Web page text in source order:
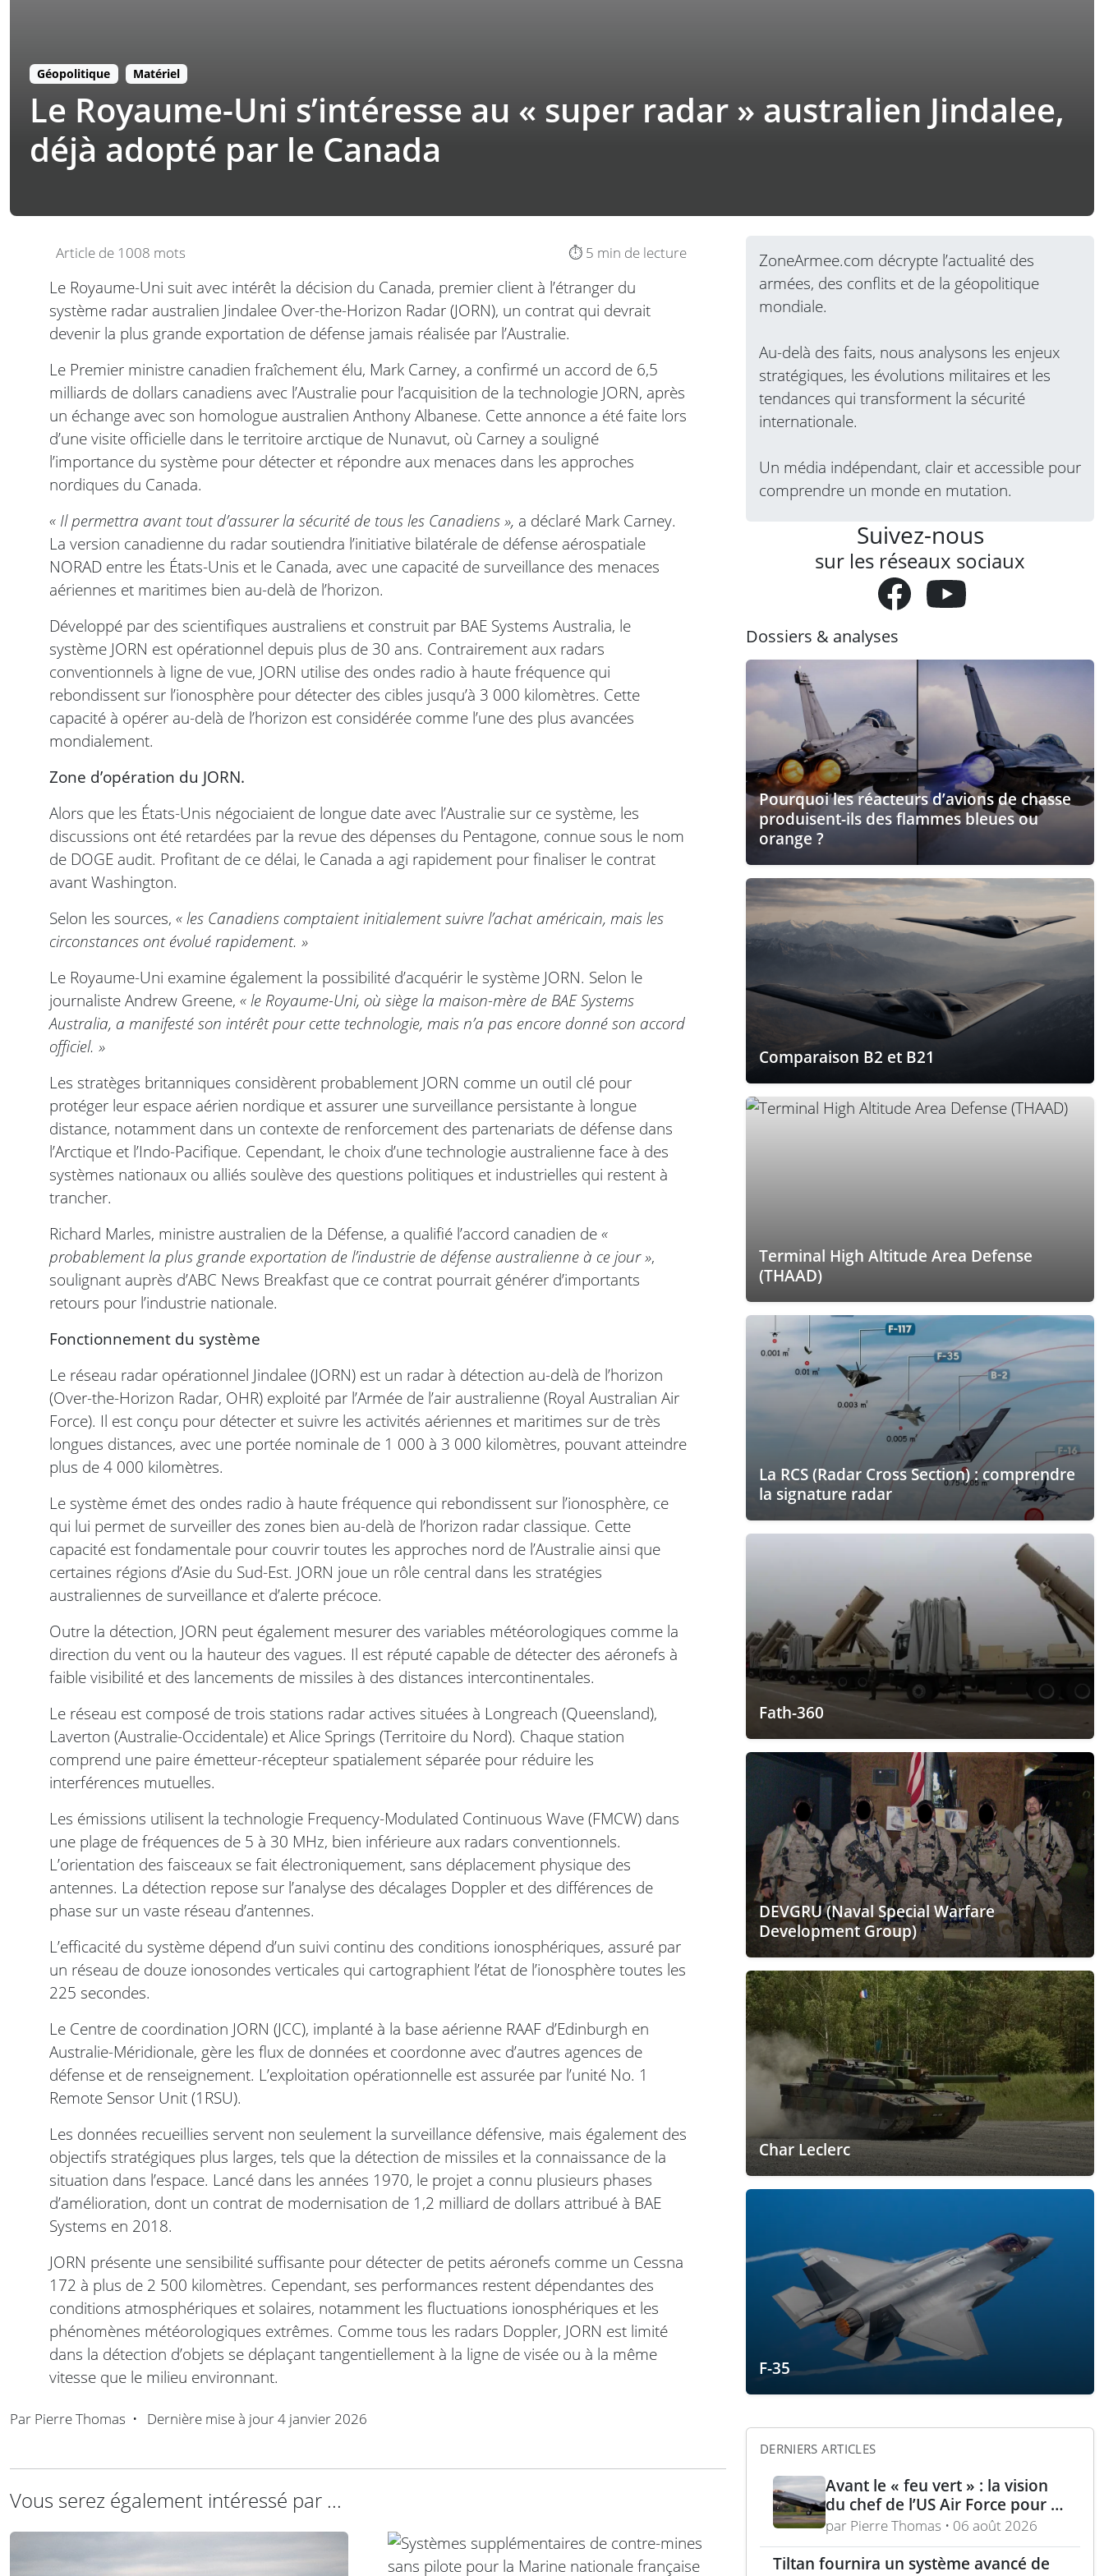
Géopolitique Matériel
Le Royaume-Uni s’intéresse au « super radar » australien Jindalee,
déjà adopté par le Canada
Article de 1008 mots ⏱️ 5 min de lecture
Le Royaume-Uni suit avec intérêt la décision du Canada, premier client à l’étranger du
système radar australien Jindalee Over-the-Horizon Radar (JORN), un contrat qui devrait
devenir la plus grande exportation de défense jamais réalisée par l’Australie.
Le Premier ministre canadien fraîchement élu, Mark Carney, a confirmé un accord de 6,5
milliards de dollars canadiens avec l’Australie pour l’acquisition de la technologie JORN, après
un échange avec son homologue australien Anthony Albanese. Cette annonce a été faite lors
d’une visite officielle dans le territoire arctique de Nunavut, où Carney a souligné
l’importance du système pour détecter et répondre aux menaces dans les approches
nordiques du Canada.
« Il permettra avant tout d’assurer la sécurité de tous les Canadiens », a déclaré Mark Carney.
La version canadienne du radar soutiendra l’initiative bilatérale de défense aérospatiale
NORAD entre les États-Unis et le Canada, avec une capacité de surveillance des menaces
aériennes et maritimes bien au-delà de l’horizon.
Développé par des scientifiques australiens et construit par BAE Systems Australia, le
système JORN est opérationnel depuis plus de 30 ans. Contrairement aux radars
conventionnels à ligne de vue, JORN utilise des ondes radio à haute fréquence qui
rebondissent sur l’ionosphère pour détecter des cibles jusqu’à 3 000 kilomètres. Cette
capacité à opérer au-delà de l’horizon est considérée comme l’une des plus avancées
mondialement.
Zone d’opération du JORN.
Alors que les États-Unis négociaient de longue date avec l’Australie sur ce système, les
discussions ont été retardées par la revue des dépenses du Pentagone, connue sous le nom
de DOGE audit. Profitant de ce délai, le Canada a agi rapidement pour finaliser le contrat
avant Washington.
Selon les sources, « les Canadiens comptaient initialement suivre l’achat américain, mais les
circonstances ont évolué rapidement. »
Le Royaume-Uni examine également la possibilité d’acquérir le système JORN. Selon le
journaliste Andrew Greene, « le Royaume-Uni, où siège la maison-mère de BAE Systems
Australia, a manifesté son intérêt pour cette technologie, mais n’a pas encore donné son accord
officiel. »
Les stratèges britanniques considèrent probablement JORN comme un outil clé pour
protéger leur espace aérien nordique et assurer une surveillance persistante à longue
distance, notamment dans un contexte de renforcement des partenariats de défense dans
l’Arctique et l’Indo-Pacifique. Cependant, le choix d’une technologie australienne face à des
systèmes nationaux ou alliés soulève des questions politiques et industrielles qui restent à
trancher.
Richard Marles, ministre australien de la Défense, a qualifié l’accord canadien de«
probablement la plus grande exportation de l’industrie de défense australienne à ce jour »,
soulignant auprès d’ABC News Breakfast que ce contrat pourrait générer d’importants
retours pour l’industrie nationale.
Fonctionnement du système
Le réseau radar opérationnel Jindalee (JORN) est un radar à détection au-delà de l’horizon
(Over-the-Horizon Radar, OHR) exploité par l’Armée de l’air australienne (Royal Australian Air
Force). Il est conçu pour détecter et suivre les activités aériennes et maritimes sur de très
longues distances, avec une portée nominale de 1 000 à 3 000 kilomètres, pouvant atteindre
plus de 4 000 kilomètres.
Le système émet des ondes radio à haute fréquence qui rebondissent sur l’ionosphère, ce
qui lui permet de surveiller des zones bien au-delà de l’horizon radar classique. Cette
capacité est fondamentale pour couvrir toutes les approches nord de l’Australie ainsi que
certaines régions d’Asie du Sud-Est. JORN joue un rôle central dans les stratégies
australiennes de surveillance et d’alerte précoce.
Outre la détection, JORN peut également mesurer des variables météorologiques comme la
direction du vent ou la hauteur des vagues. Il est réputé capable de détecter des aéronefs à
faible visibilité et des lancements de missiles à des distances intercontinentales.
Le réseau est composé de trois stations radar actives situées à Longreach (Queensland),
Laverton (Australie-Occidentale) et Alice Springs (Territoire du Nord). Chaque station
comprend une paire émetteur-récepteur spatialement séparée pour réduire les
interférences mutuelles.
Les émissions utilisent la technologie Frequency-Modulated Continuous Wave (FMCW) dans
une plage de fréquences de 5 à 30 MHz, bien inférieure aux radars conventionnels.
L’orientation des faisceaux se fait électroniquement, sans déplacement physique des
antennes. La détection repose sur l’analyse des décalages Doppler et des différences de
phase sur un vaste réseau d’antennes.
L’efficacité du système dépend d’un suivi continu des conditions ionosphériques, assuré par
un réseau de douze ionosondes verticales qui cartographient l’état de l’ionosphère toutes les
225 secondes.
Le Centre de coordination JORN (JCC), implanté à la base aérienne RAAF d’Edinburgh en
Australie-Méridionale, gère les flux de données et coordonne avec d’autres agences de
défense et de renseignement. L’exploitation opérationnelle est assurée par l’unité No. 1
Remote Sensor Unit (1RSU).
Les données recueillies servent non seulement la surveillance défensive, mais également des
objectifs stratégiques plus larges, tels que la détection de missiles et la connaissance de la
situation dans l’espace. Lancé dans les années 1970, le projet a connu plusieurs phases
d’amélioration, dont un contrat de modernisation de 1,2 milliard de dollars attribué à BAE
Systems en 2018.
JORN présente une sensibilité suffisante pour détecter de petits aéronefs comme un Cessna
172 à plus de 2 500 kilomètres. Cependant, ses performances restent dépendantes des
conditions atmosphériques et solaires, notamment les fluctuations ionosphériques et les
phénomènes météorologiques extrêmes. Comme tous les radars Doppler, JORN est limité
dans la détection d’objets se déplaçant tangentiellement à la ligne de visée ou à la même
vitesse que le milieu environnant.
Par Pierre Thomas • Dernière mise à jour4 janvier 2026
Vous serez également intéressé par ...
ZoneArmee.com décrypte l’actualité des
armées, des conflits et de la géopolitique
mondiale.
Au-delà des faits, nous analysons les enjeux
stratégiques, les évolutions militaires et les
tendances qui transforment la sécurité
internationale.
Un média indépendant, clair et accessible pour
comprendre un monde en mutation.
Suivez-nous
sur les réseaux sociaux
Dossiers & analyses
Pourquoi les réacteurs d’avions de chasse
produisent-ils des flammes bleues ou
orange ?
Comparaison B2 et B21
Terminal High Altitude Area Defense
(THAAD)
La RCS (Radar Cross Section) : comprendre
la signature radar
Fath-360
DEVGRU (Naval Special Warfare
Development Group)
Char Leclerc
F-35
DERNIERS ARTICLES
Avant le « feu vert » : la vision
du chef de l’US Air Force pour la
puissance aérienne alliée passe
par la langue, la culture et
l’expertise régionale
par Pierre Thomas • 06 août 2026
Tiltan fournira un système avancé de